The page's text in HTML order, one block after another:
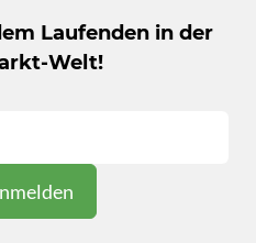
Laufenden in der
Welt!